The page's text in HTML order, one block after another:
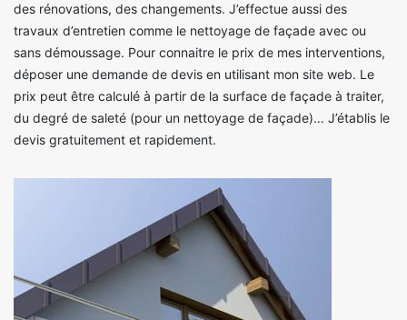
des rénovations, des changements. J’effectue aussi des
travaux d’entretien comme le nettoyage de façade avec ou
sans démoussage. Pour connaitre le prix de mes interventions,
déposer une demande de devis en utilisant mon site web. Le
prix peut être calculé à partir de la surface de façade à traiter,
du degré de saleté (pour un nettoyage de façade)… J’établis le
devis gratuitement et rapidement.